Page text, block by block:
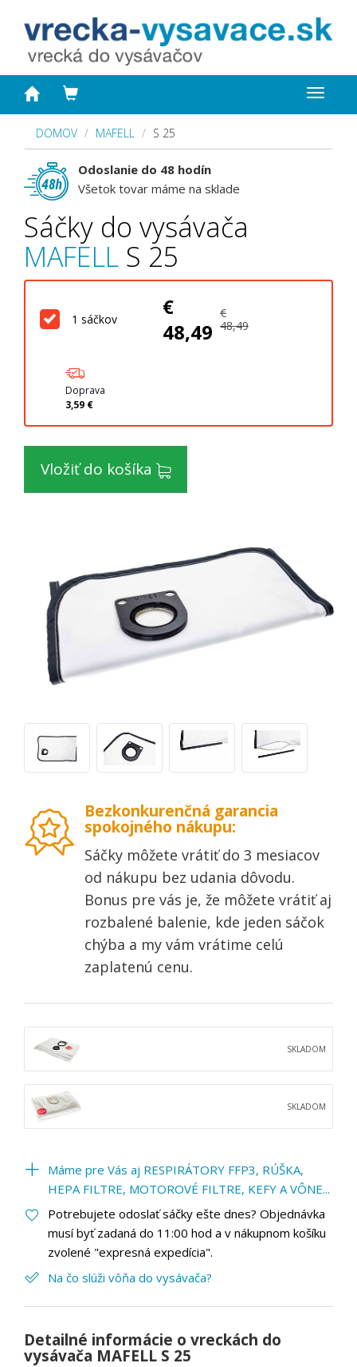
Toggle
DOMOV MAFELL S 25
Odoslanie do 48 hodín
Všetok tovar máme na sklade
Sáčky do vysávača
MAFELL S 25
1 sáčkov
€
48,49
€
48,49
Doprava
3,59 €
Vložiť do košíka
Bezkonkurenčná garancia
spokojného nákupu:
Sáčky môžete vrátiť do 3 mesiacov
od nákupu bez udania dôvodu.
Bonus pre vás je, že môžete vrátiť aj
rozbalené balenie, kde jeden sáčok
chýba a my vám vrátime celú
zaplatenú cenu.
SKLADOM
SKLADOM
Máme pre Vás aj RESPIRÁTORY FFP3, RÚŠKA,
HEPA FILTRE, MOTOROVÉ FILTRE, KEFY A VÔNE...
Potrebujete odoslať sáčky ešte dnes? Objednávka
musí byť zadaná do 11:00 hod a v nákupnom košíku
zvolené "expresná expedícia".
Na čo slúži vôňa do vysávača?
Detailné informácie o vreckách do
vysávača MAFELL S 25